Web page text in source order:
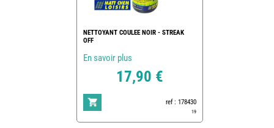
NETTOYANT COULEE NOIR - STREAK
OFF
En savoir plus
17,90 €
ref : 178430
19